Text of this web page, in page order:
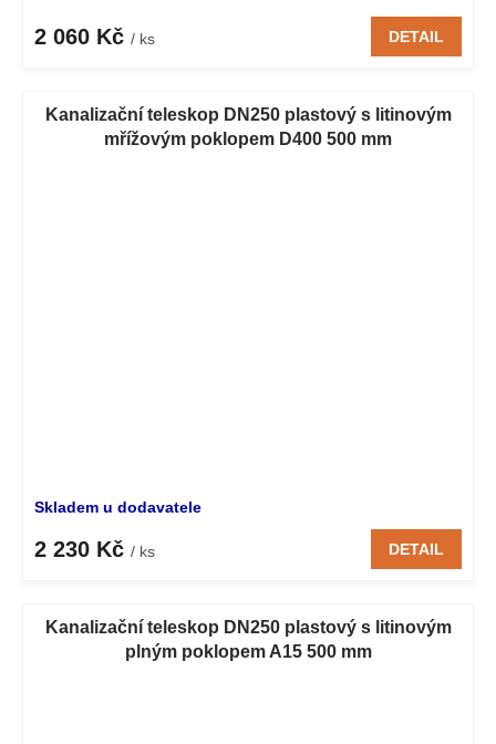
2 060 Kč / ks DETAIL
Kanalizační teleskop DN250 plastový s litinovým
mřížovým poklopem D400 500 mm
Skladem u dodavatele
2 230 Kč / ks DETAIL
Kanalizační teleskop DN250 plastový s litinovým
plným poklopem A15 500 mm